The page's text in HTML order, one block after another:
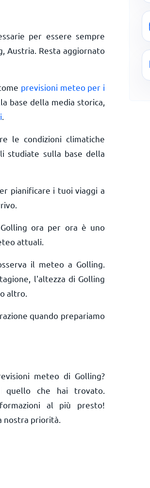
per essere sempre
Austria. Resta aggiornato
previsioni meteo per i
base della media storica,
le condizioni climatiche
studiate sulla base della
pianificare i tuoi viaggi a
ora per ora è uno
attuali.
il meteo a Golling.
l'altezza di Golling
altro.
quando prepariamo
meteo di Golling?
che hai trovato.
al più presto!
nostra priorità.